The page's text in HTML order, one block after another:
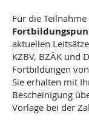
Für die
aktuellen
KZBV, BZÄK und
Fortbildungen
Sie erhalten mit
Bescheinigung
Vorlage bei der